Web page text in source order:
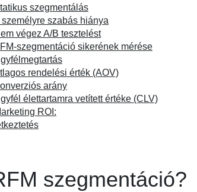
szegmentálás
személyre szabás hiánya
végez A/B tesztelést
szegmentáció sikerének mérése
rendelési érték (AOV)
arány
élettartamra vetített értéke (CLV)
ROI:
szegmentáció?